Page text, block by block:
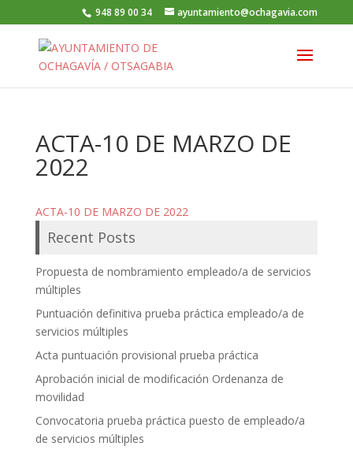
948 89 00 34 ayuntamiento@ochagavia.com
ACTA-10 DE MARZO DE
2022
ACTA-10 DE MARZO DE 2022
Recent Posts
Propuesta de nombramiento empleado/a de servicios
múltiples
Puntuación definitiva prueba práctica empleado/a de
servicios múltiples
Acta puntuación provisional prueba práctica
Aprobación inicial de modificación Ordenanza de
movilidad
Convocatoria prueba práctica puesto de empleado/a
de servicios múltiples